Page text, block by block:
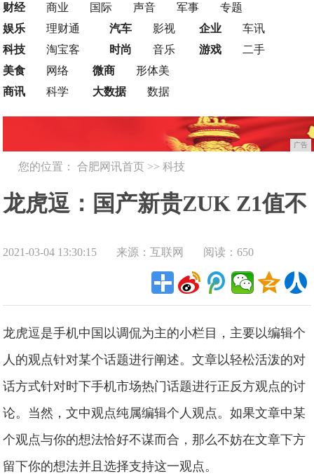
财经
商业 国际 声音 军事
专题
娱乐
理财通
科技
淘宝客
汽车
影视
时尚
音乐
企业
车讯
游戏
二手
美食
网络
商讯
科学
微商
形体美
大数据
数据
广告
您的位置：合肥网讯首页 >>科技
龙虎逗：国产新贵ZUK Z1值不
值得买？!
2021-03-04 13:30:15 来源：互联网 阅读：650
龙虎逗是手机中国以调侃为主的小栏目，主要以编辑个
人的观点针对某个话题进行阐述。文章以轻松活泼的对
话方式针对时下手机市场热门话题进行正反方观点的讨
论。当然，文中观点纯属编辑个人观点。如果文章中某
个观点与你的想法恰好不谋而合，那么不妨在文章下方
留下你的想法并且选择支持这一观点。